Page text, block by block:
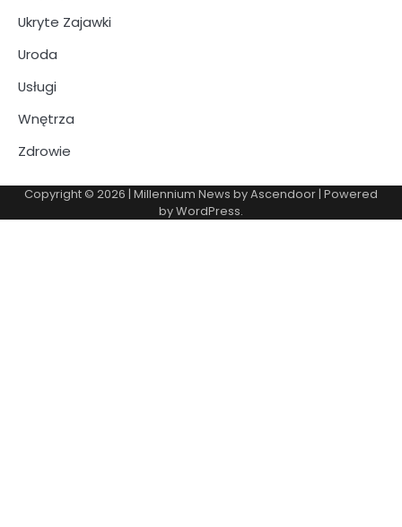
Ukryte Zajawki
Uroda
Usługi
Wnętrza
Zdrowie
Copyright © 2026 | Millennium News byAscendoor| Powered
byWordPress.